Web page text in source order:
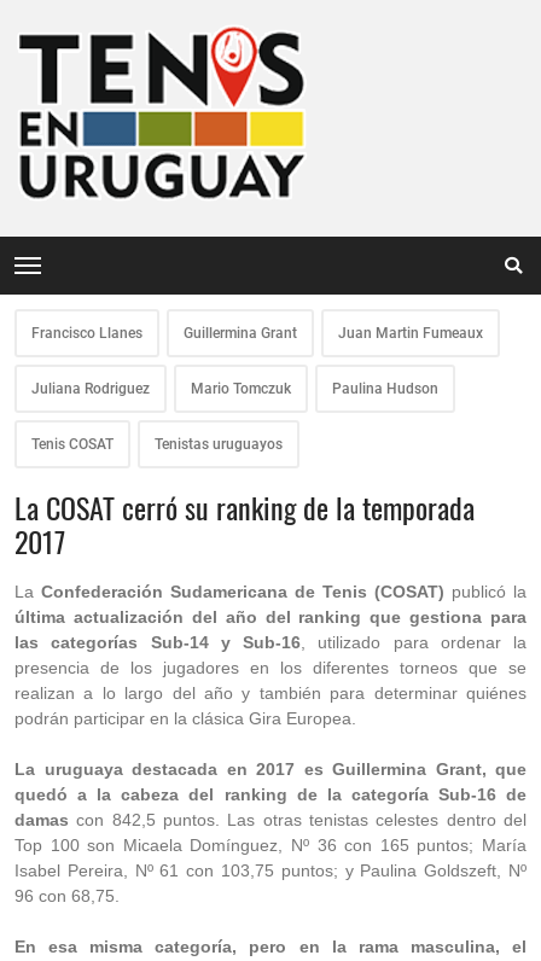
Francisco Llanes Guillermina Grant Juan Martin Fumeaux
Juliana Rodriguez Mario Tomczuk Paulina Hudson
Tenis COSAT Tenistas uruguayos
La COSAT cerró su ranking de la temporada
2017
La Confederación Sudamericana de Tenis (COSAT) publicó la
última actualización del año del ranking que gestiona para
las categorías Sub-14 y Sub-16 , utilizado para ordenar la
presencia de los jugadores en los diferentes torneos que se
realizan a lo largo del año y también para determinar quiénes
podrán participar en la clásica Gira Europea.
La uruguaya destacada en 2017 es Guillermina Grant, que
quedó a la cabeza del ranking de la categoría Sub-16 de
damas con 842,5 puntos. Las otras tenistas celestes dentro del
Top 100 son Micaela Domínguez, Nº 36 con 165 puntos; María
Isabel Pereira, Nº 61 con 103,75 puntos; y Paulina Goldszeft, Nº
96 con 68,75.
En esa misma categoría, pero en la rama masculina, el